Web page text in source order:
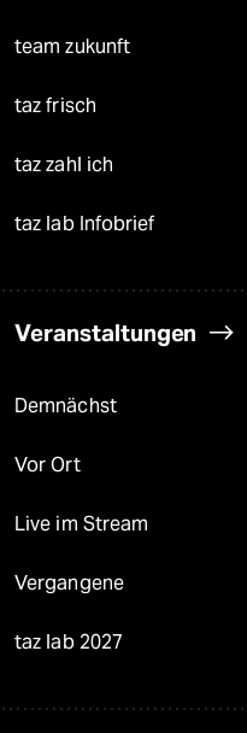
team zukunft
taz frisch
taz zahl ich
taz lab Infobrief
Veranstaltungen
Demnächst
Vor Ort
Live im Stream
Vergangene
taz lab 2027